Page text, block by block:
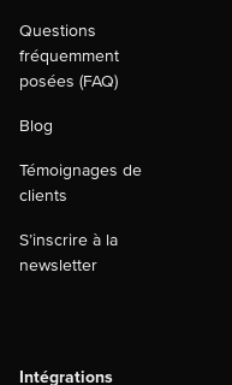
Questions
fréquemment
posées (FAQ)
Blog
Témoignages de
clients
S’inscrire à la
newsletter
Intégrations